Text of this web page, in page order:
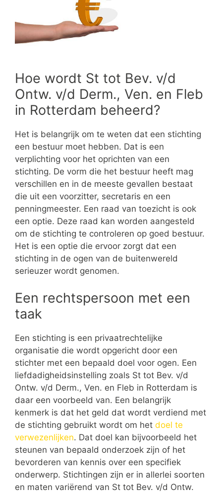
Hoe wordt St tot Bev. v/d
Ontw. v/d Derm., Ven. en Fleb
in Rotterdam beheerd?
Het is belangrijk om te weten dat een stichting
een bestuur moet hebben. Dat is een
verplichting voor het oprichten van een
stichting. De vorm die het bestuur heeft mag
verschillen en in de meeste gevallen bestaat
die uit een voorzitter, secretaris en een
penningmeester. Een raad van toezicht is ook
een optie. Deze raad kan worden aangesteld
om de stichting te controleren op goed bestuur.
Het is een optie die ervoor zorgt dat een
stichting in de ogen van de buitenwereld
serieuzer wordt genomen.
Een rechtspersoon met een
taak
Een stichting is een privaatrechtelijke
organisatie die wordt opgericht door een
stichter met een bepaald doel voor ogen. Een
liefdadigheidsinstelling zoals St tot Bev. v/d
Ontw. v/d Derm., Ven. en Fleb in Rotterdam is
daar een voorbeeld van. Een belangrijk
kenmerk is dat het geld dat wordt verdiend met
de stichting gebruikt wordt om het doel te
verwezenlijken. Dat doel kan bijvoorbeeld het
steunen van bepaald onderzoek zijn of het
bevorderen van kennis over een specifiek
onderwerp. Stichtingen zijn er in allerlei soorten
en maten variërend van St tot Bev. v/d Ontw.